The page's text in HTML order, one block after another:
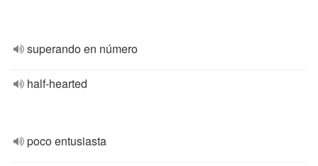
superando en número
half-hearted
poco entusiasta